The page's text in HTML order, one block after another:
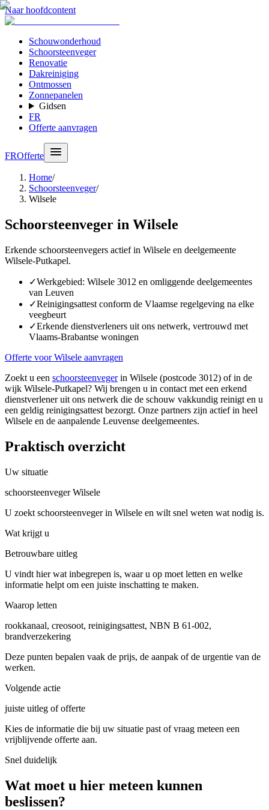
Naar hoofdcontent
Schouwonderhoud
Schoorsteenveger
Renovatie
Dakreiniging
Ontmossen
Zonnepanelen
Gidsen
FR
Offerte aanvragen
FROfferte
Home/
Schoorsteenveger/
Wilsele
Schoorsteenveger in Wilsele
Erkende schoorsteenvegers actief in Wilsele en deelgemeente
Wilsele-Putkapel.
✓Werkgebied: Wilsele 3012 en omliggende deelgemeentes
van Leuven
✓Reinigingsattest conform de Vlaamse regelgeving na elke
veegbeurt
✓Erkende dienstverleners uit ons netwerk, vertrouwd met
Vlaams-Brabantse woningen
Offerte voor Wilsele aanvragen
Zoekt u een schoorsteenvegerin Wilsele (postcode 3012) of in de
wijk Wilsele-Putkapel? Wij brengen u in contact met een erkend
dienstverlener uit ons netwerk die de schouw vakkundig reinigt en u
een geldig reinigingsattest bezorgt. Onze partners zijn actief in heel
Wilsele en de aanpalende Leuvense deelgemeentes.
Praktisch overzicht
Uw situatie
schoorsteenveger Wilsele
U zoekt schoorsteenveger in Wilsele en wilt snel weten wat nodig is.
Wat krijgt u
Betrouwbare uitleg
U vindt hier wat inbegrepen is, waar u op moet letten en welke
informatie helpt om een juiste inschatting te maken.
Waarop letten
rookkanaal, creosoot, reinigingsattest, NBN B 61-002,
brandverzekering
Deze punten bepalen vaak de prijs, de aanpak of de urgentie van de
werken.
Volgende actie
juiste uitleg of offerte
Kies de informatie die bij uw situatie past of vraag meteen een
vrijblijvende offerte aan.
Snel duidelijk
Wat moet u hier meteen kunnen
beslissen?